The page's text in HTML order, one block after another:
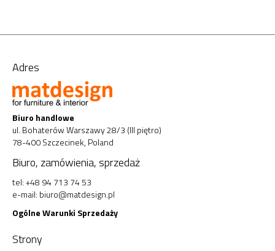
Adres
Biuro handlowe
ul. Bohaterów Warszawy 28/3 (III piętro)
78-400 Szczecinek, Poland
Biuro, zamówienia, sprzedaż
tel: +48 94 713 74 53
e-mail: biuro@matdesign.pl
Ogólne Warunki Sprzedaży
Strony